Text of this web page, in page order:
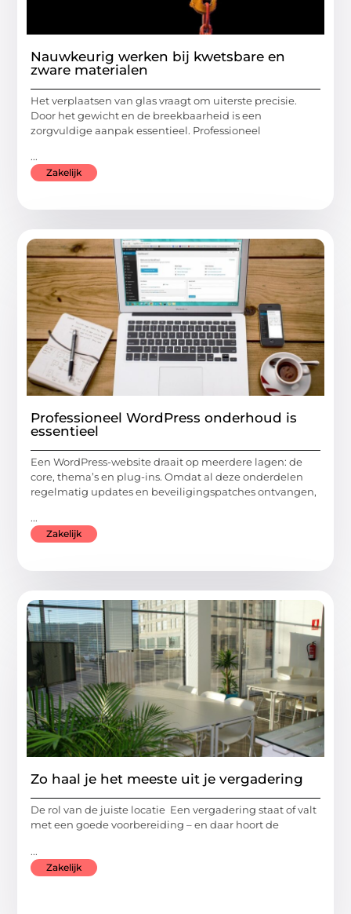
Nauwkeurig werken bij kwetsbare en
zware materialen
Het verplaatsen van glas vraagt om uiterste precisie.
Door het gewicht en de breekbaarheid is een
zorgvuldige aanpak essentieel. Professioneel
...
Zakelijk
Professioneel WordPress onderhoud is
essentieel
Een WordPress-website draait op meerdere lagen: de
core, thema’s en plug-ins. Omdat al deze onderdelen
regelmatig updates en beveiligingspatches ontvangen,
...
Zakelijk
Zo haal je het meeste uit je vergadering
De rol van de juiste locatie Een vergadering staat of valt
met een goede voorbereiding – en daar hoort de
...
Zakelijk